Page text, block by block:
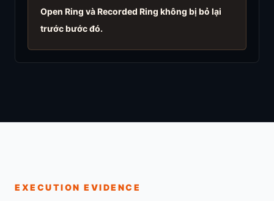
Open Ring và Recorded Ring không bị bỏ lại
trước bước đó.
EXECUTION EVIDENCE